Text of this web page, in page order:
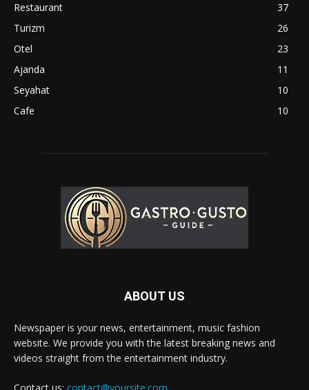
Restaurant
37
Turizm
26
Otel
23
Ajanda
11
Seyahat
10
Cafe
10
ABOUT US
Newspaper is your news, entertainment, music fashion
website. We provide you with the latest breaking news and
videos straight from the entertainment industry.